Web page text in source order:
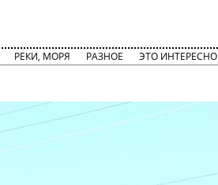
РЕКИ, МОРЯ РАЗНОЕ ЭТО ИНТЕРЕСНО